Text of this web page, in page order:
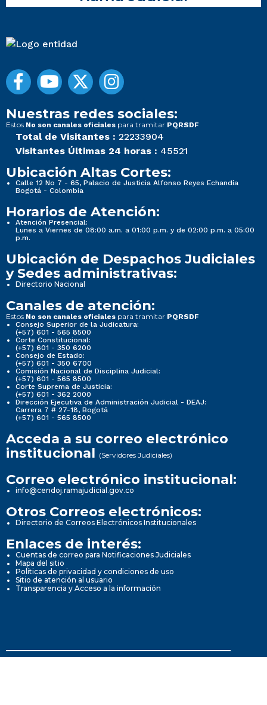
Nuestras redes sociales:
Estos No son canales oficiales para tramitar PQRSDF
Total de Visitantes : 22233904
Visitantes Últimas 24 horas : 45521
Ubicación Altas Cortes:
Calle 12 No 7 - 65, Palacio de Justicia Alfonso Reyes Echandía
Bogotá - Colombia
Horarios de Atención:
Atención Presencial:
Lunes a Viernes de 08:00 a.m. a 01:00 p.m. y de 02:00 p.m. a 05:00
p.m.
Ubicación de Despachos Judiciales
y Sedes administrativas:
Directorio Nacional
Canales de atención:
Estos No son canales oficiales para tramitar PQRSDF
Consejo Superior de la Judicatura:
(+57) 601 - 565 8500
Corte Constitucional:
(+57) 601 - 350 6200
Consejo de Estado:
(+57) 601 - 350 6700
Comisión Nacional de Disciplina Judicial:
(+57) 601 - 565 8500
Corte Suprema de Justicia:
(+57) 601 - 362 2000
Dirección Ejecutiva de Administración Judicial - DEAJ:
Carrera 7 # 27-18, Bogotá
(+57) 601 - 565 8500
Acceda a su correo electrónico
institucional (Servidores Judiciales)
Correo electrónico institucional:
info@cendoj.ramajudicial.gov.co
Otros Correos electrónicos:
Directorio de Correos Electrónicos Institucionales
Enlaces de interés:
Cuentas de correo para Notificaciones Judiciales
Mapa del sitio
Políticas de privacidad y condiciones de uso
Sitio de atención al usuario
Transparencia y Acceso a la información